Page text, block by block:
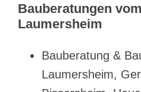
Bauberatungen
Laumersheim
Bauberatung &
Laumersheim,